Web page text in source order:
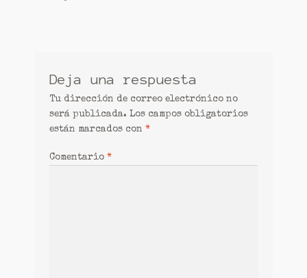
Cesta de ganchillo.
Deja una respuesta
Tu dirección de correo electrónico no
será publicada. Los campos obligatorios
están marcados con *
Comentario *